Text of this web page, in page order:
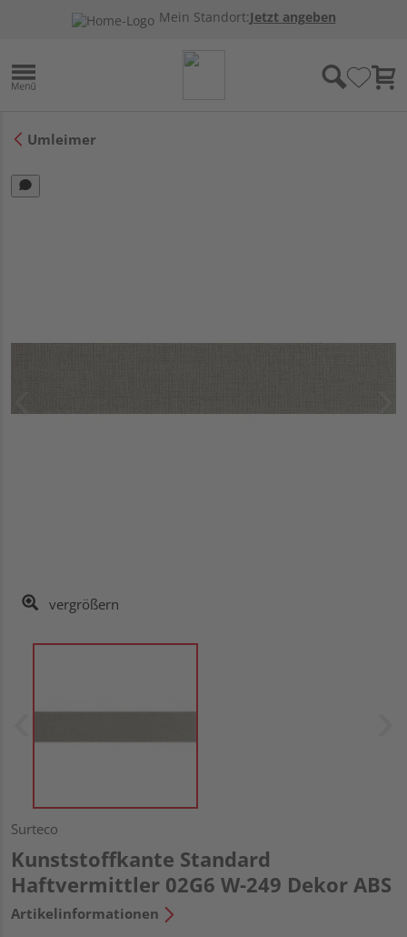
Mein Standort:Jetzt angeben
Umleimer
vergrößern
Surteco
Kunststoffkante Standard
Haftvermittler 02G6 W-249 Dekor ABS
Artikelinformationen